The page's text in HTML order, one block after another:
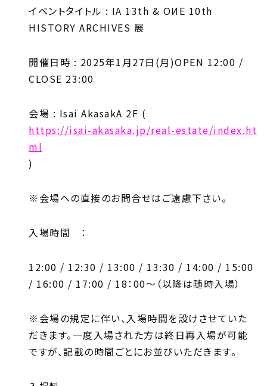
イベントタイトル : IA 13th & OИE 10th
HISTORY ARCHIVES 展
開催日時 : 2025年1月27日(月)OPEN 12:00 /
CLOSE 23:00
会場 : Isai AkasakA 2F (
https://isai-akasaka.jp/real-estate/index.ht
ml
)
※会場への直接のお問合せはご遠慮下さい。
入場時間 ：
12:00 / 12:30 / 13:00 / 13:30 / 14:00 / 15:00
/ 16:00 / 17:00 / 18：00～（以降は随時入場）
※会場の規定に伴い、入場時間を設けさせていた
だきます。一度入場された方は終日再入場が可能
ですが、記載の時間ごとにお並びいただきます。